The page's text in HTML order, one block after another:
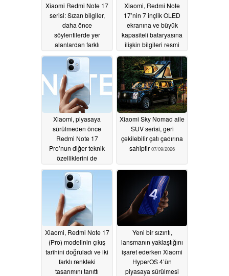
Xiaomi Redmi Note 17
serisi: Sızan bilgiler,
daha önce
söylentilerde yer
alanlardan farklı
setlerini ortaya koyuyor
07/13/2026
Xiaomi, Redmi Note
17’nin 7 inçlik OLED
ekranına ve büyük
kapasiteli bataryasına
ilişkin bilgileri resmi
07/10/2026
Xiaomi, piyasaya
sürülmeden önce
Redmi Note 17
Pro’nun diğer teknik
özelliklerini de
07/09/2026
Xiaomi Sky Nomad aile
SUV serisi, geri
çekilebilir çatı çadırına
sahiptir 07/09/2026
Xiaomi, Redmi Note 17
(Pro) modelinin çıkış
tarihini doğruladı ve iki
farklı renkteki
tasarımını tanıttı
Yeni bir sızıntı,
lansmanın yaklaştığını
işaret ederken Xiaomi
HyperOS 4’ün
piyasaya sürülmesi